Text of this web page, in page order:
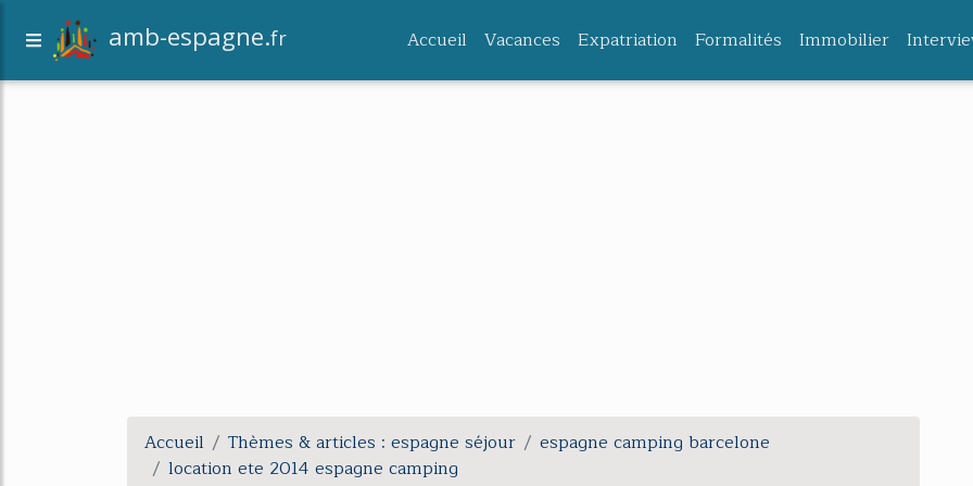
amb-espagne.fr Accueil Vacances Expatriation Formalités Immobilier
Accueil Thèmes & articles : espagne séjour
espagne camping barcelone
location ete 2014 espagne camping